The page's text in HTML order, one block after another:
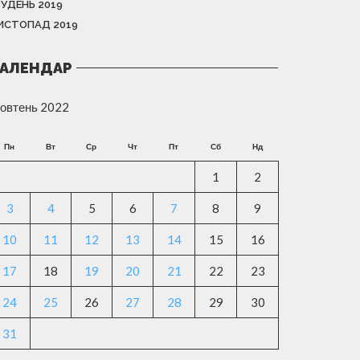
2019
2019
2022
Пн Вт Ср Чт Пт Сб Нд
1 2
3 4 5 6 7 8 9
10 11 12 13 14 15 16
17 18 19 20 21 22 23
24 25 26 27 28 29 30
31